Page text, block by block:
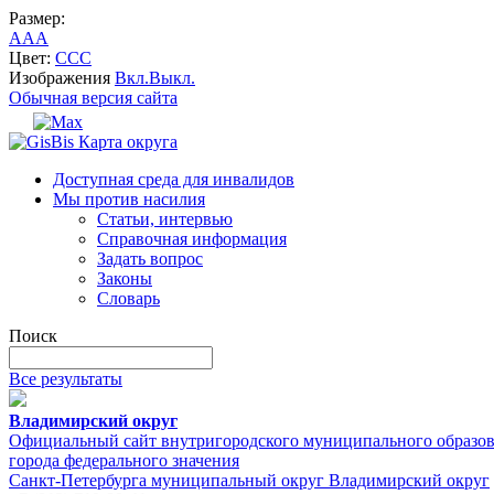
Размер:
AAA
Цвет: CCC
Изображения Вкл.Выкл.
Обычная версия сайта
Карта округа
Доступная среда для инвалидов
Мы против насилия
Статьи, интервью
Справочная информация
Задать вопрос
Законы
Словарь
Поиск
Все результаты
Владимирский округ
Официальный сайт внутригородского муниципального
города федерального значения
Санкт-Петербурга муниципальный округ Владимирский округ